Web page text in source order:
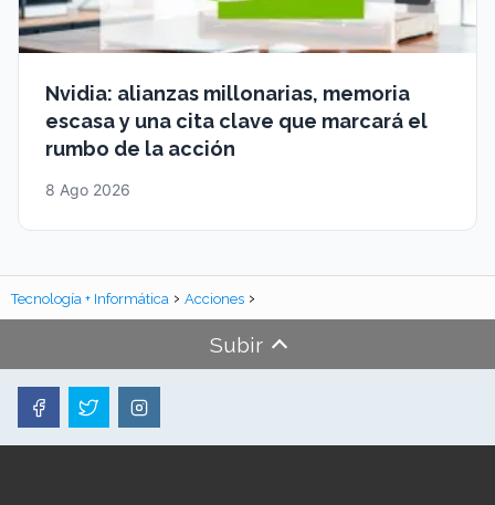
Nvidia: alianzas millonarias, memoria
escasa y una cita clave que marcará el
rumbo de la acción
8 Ago 2026
Tecnología + Informática Acciones
Subir